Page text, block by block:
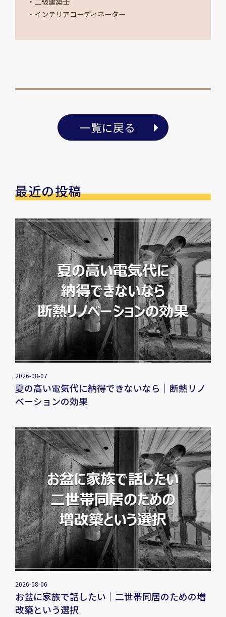
・インテリアコーディネーター
一覧に戻る
最近の投稿
2026-08-07
夏の高い電気代に納得できないなら｜断熱リノ
ベーションの効果
2026-08-06
お盆に家族で話したい｜二世帯同居のための増
改築という選択